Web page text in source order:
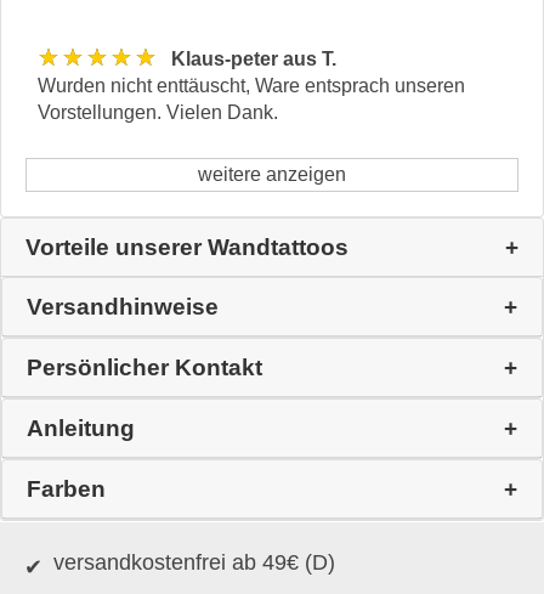
★★★★★
Klaus-peter aus T.
Wurden nicht enttäuscht, Ware entsprach unseren
Vorstellungen. Vielen Dank.
weitere anzeigen
Vorteile unserer Wandtattoos
Versandhinweise
Persönlicher Kontakt
Anleitung
Farben
versandkostenfrei ab 49€ (D)